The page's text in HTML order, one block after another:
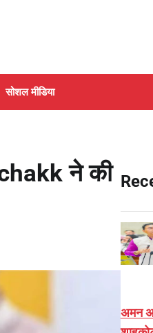
सोशल मीडिया
ने की
अमन